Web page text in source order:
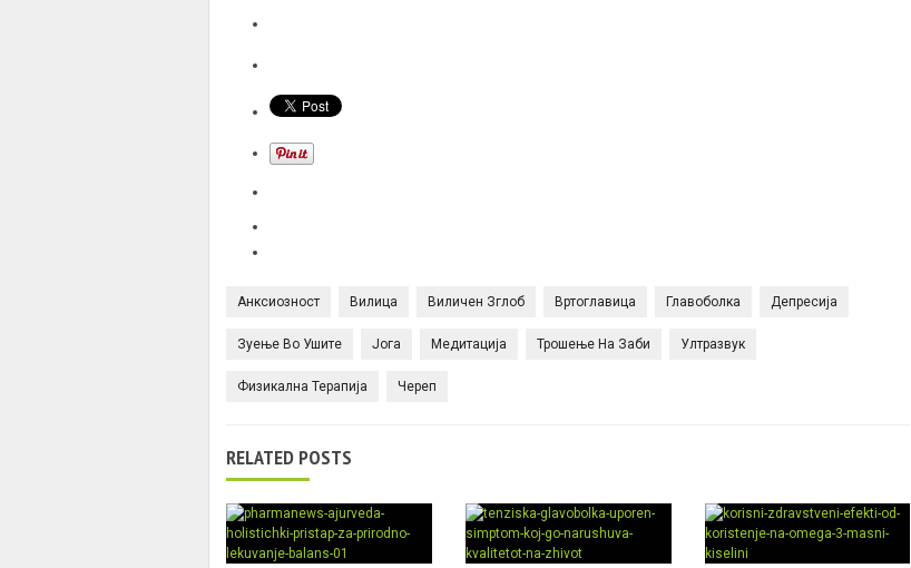
Анксиозност Вилица Виличен Зглоб Вртоглавица Главоболка Депресија
Зуење Во Ушите Јога Медитација Трошење На Заби Ултразвук
Физикална Терапија Череп
RELATED POSTS